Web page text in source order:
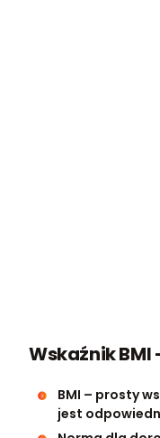
Wskaźnik BMI
BMI – prosty
jest